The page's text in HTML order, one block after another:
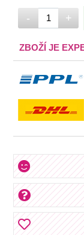
- +
ZBOŽÍ JE